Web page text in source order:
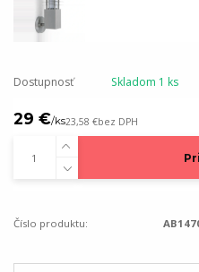
Dostupnosť Skladom 1 ks
29 €/ks23,58 €bez DPH
Číslo produktu: